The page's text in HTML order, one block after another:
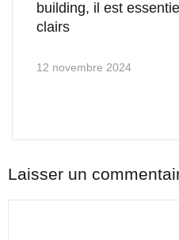
building, il est
clairs
12 novembre 2024
Laisser un